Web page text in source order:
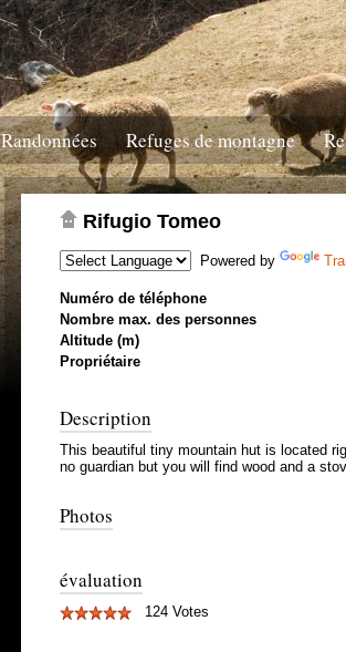
Randonnées Refuges de montagne
Rifugio Tomeo
Powered by
Numéro de téléphone
Nombre max. des personnes
Altitude (m)
Propriétaire
Description
This beautiful tiny mountain hut is located
no guardian but you will find wood and a
Photos
évaluation
124 Votes